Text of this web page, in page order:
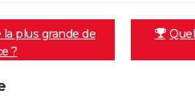
plus grande de
?